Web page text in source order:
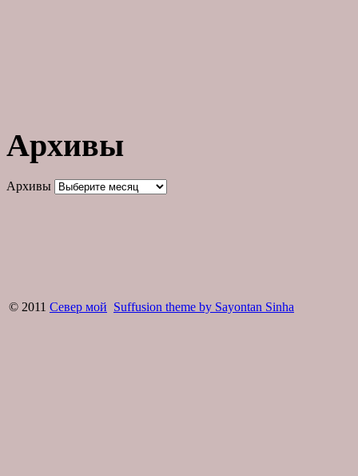
Архивы
Архивы
© 2011 Север мой Suffusion theme by Sayontan Sinha